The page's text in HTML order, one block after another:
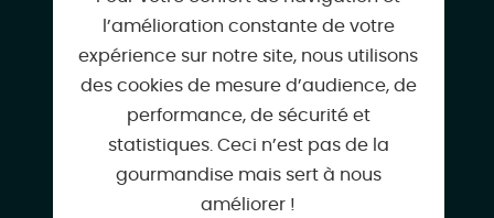
www.cueillettelabernardiere.fr
Facebook
l’amélioration constante de votre
expérience sur notre site, nous utilisons
des cookies de mesure d’audience, de
performance, de sécurité et
statistiques. Ceci n’est pas de la
gourmandise mais sert à nous
améliorer !